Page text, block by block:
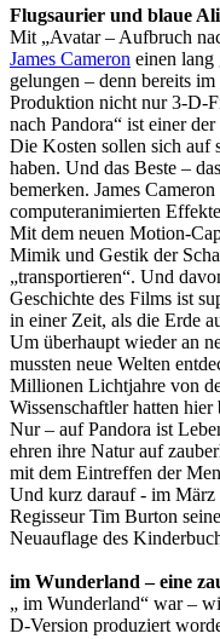
Flugsaurier und blaue
Mit „Avatar – Aufbruch
James Cameron einen lang
gelungen – denn bereits
Produktion nicht nur 3-D-
nach Pandora“ ist einer
Die Kosten sollen sich auf
haben. Und das Beste –
bemerken. James
computeranimierten
Mit dem neuen Motion-
Mimik und Gestik der
„transportieren“. Und
Geschichte des Films ist
in einer Zeit, als die Erde
Um überhaupt wieder an
mussten neue Welten
Millionen Lichtjahre von
Wissenschaftler hatten
Nur – auf Pandora ist
ehren ihre Natur auf
mit dem Eintreffen der
Und kurz darauf - im März
Regisseur Tim Burton
Neuauflage des
im Wunderland – eine
„ im Wunderland“ war –
D-Version produziert